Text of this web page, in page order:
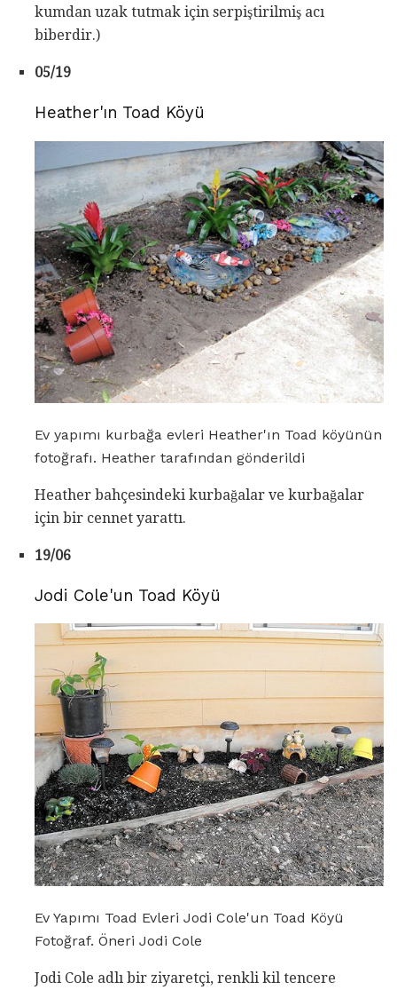
kumdan uzak tutmak için serpiştirilmiş acı
biberdir.)
05/19
Heather'ın Toad Köyü
Ev yapımı kurbağa evleri Heather'ın Toad köyünün
fotoğrafı. Heather tarafından gönderildi
Heather bahçesindeki kurbağalar ve kurbağalar
için bir cennet yarattı.
19/06
Jodi Cole'un Toad Köyü
Ev Yapımı Toad Evleri Jodi Cole'un Toad Köyü
Fotoğraf. Öneri Jodi Cole
Jodi Cole adlı bir ziyaretçi, renkli kil tencere